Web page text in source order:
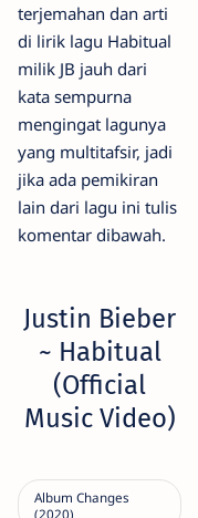
terjemahan dan arti
di lirik lagu Habitual
milik JB jauh dari
kata sempurna
mengingat lagunya
yang multitafsir, jadi
jika ada pemikiran
lain dari lagu ini tulis
komentar dibawah.
Justin Bieber
~ Habitual
(Official
Music Video)